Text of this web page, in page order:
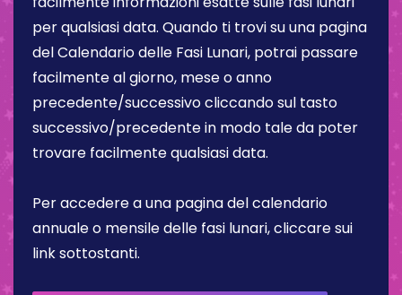
per qualsiasi data. Quando ti trovi su una pagina
del Calendario delle Fasi Lunari, potrai passare
facilmente al giorno, mese o anno
precedente/successivo cliccando sul tasto
successivo/precedente in modo tale da poter
trovare facilmente qualsiasi data.
Per accedere a una pagina del calendario
annuale o mensile delle fasi lunari, cliccare sui
link sottostanti.